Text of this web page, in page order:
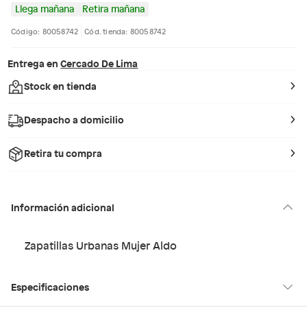
Llega mañana Retira mañana
Código: 80058742 Cód. tienda: 80058742
Entrega en Cercado De Lima
Stock en tienda
Despacho a domicilio
Retira tu compra
Información adicional
Zapatillas Urbanas Mujer Aldo
Especificaciones